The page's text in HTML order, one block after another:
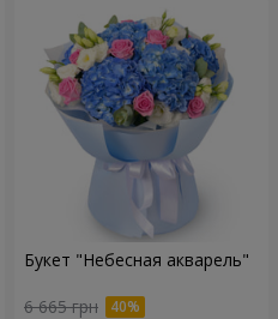
Букет "Небесная акварель"
6 665 грн